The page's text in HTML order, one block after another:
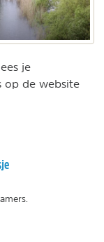
je
op de website